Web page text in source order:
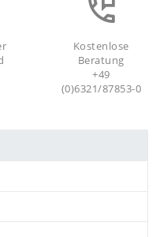
Kostenlose
Beratung
+49
(0)6321/87853-0